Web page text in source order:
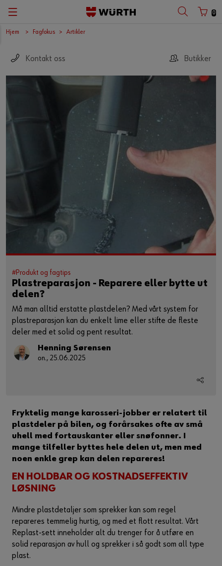
0
Hjem Fagfokus Artikler
Kontakt oss Butikker
#Produkt og fagtips
Plastreparasjon - Reparere eller bytte ut
delen?
Må man alltid erstatte plastdelen? Med vårt system for
plastreparasjon kan du enkelt lime eller stifte de fleste
deler med et solid og pent resultat.
Henning Sørensen
on., 25.06.2025
Fryktelig mange karosseri-jobber er relatert til
plastdeler på bilen, og forårsakes ofte av små
uhell med fortauskanter eller snøfonner. I
mange tilfeller byttes hele delen ut, men med
noen enkle grep kan delen repareres!
EN HOLDBAR OG KOSTNADSEFFEKTIV
LØSNING
Mindre plastdetaljer som sprekker kan som regel
repareres temmelig hurtig, og med et flott resultat. Vårt
Replast-sett inneholder alt du trenger for å utføre en
solid reparasjon av hull og sprekker i så godt som all type
plast.